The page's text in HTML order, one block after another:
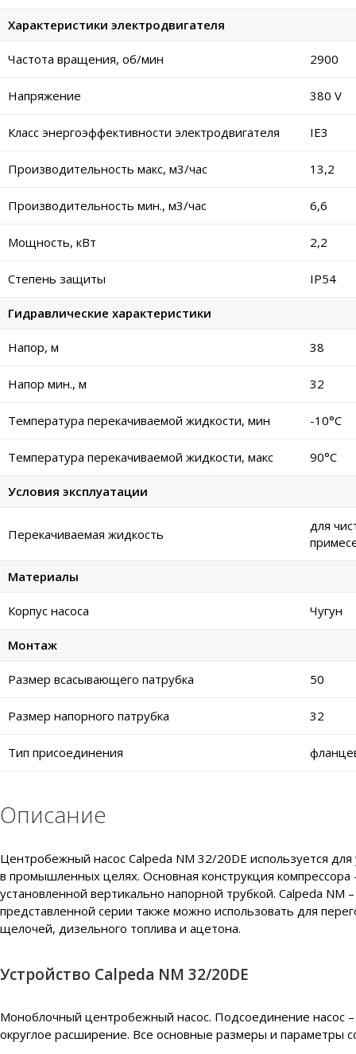
Характеристики электродвигателя
Частота вращения, об/мин 2900
Напряжение 380 V
Класс энергоэффективности электродвигателя IE3
Производительность макс, м3/час 13,2
Производительность мин., м3/час 6,6
Мощность, кВт 2,2
Степень защиты IP54
Гидравлические характеристики
Напор, м 38
Напор мин., м 32
Температура перекачиваемой жидкости, мин -10°C
Температура перекачиваемой жидкости, макс 90°C
Условия эксплуатации
Перекачиваемая жидкость
для
Материалы
Корпус насоса Чугун
Монтаж
Размер всасывающего патрубка 50
Размер напорного патрубка 32
Тип присоединения
Описание
Центробежный насос Calpeda NM 32/20DE используется
в промышленных целях. Основная конструкция
установленной вертикально напорной трубкой. Calpeda
представленной серии также можно использовать для
щелочей, дизельного топлива и ацетона.
Устройство Calpeda NM 32/20DE
Моноблочный центробежный насос. Подсоединение насос
округлое расширение. Все основные размеры и параметры